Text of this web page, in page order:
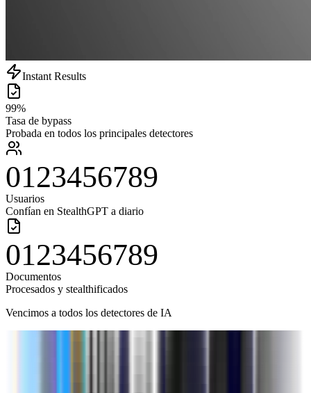
Instant Results
99%
Tasa de bypass
Probada en todos los principales detectores
0123456789
Usuarios
Confían en StealthGPT a diario
0123456789
Documentos
Procesados y stealthificados
Vencimos a todos los detectores de IA